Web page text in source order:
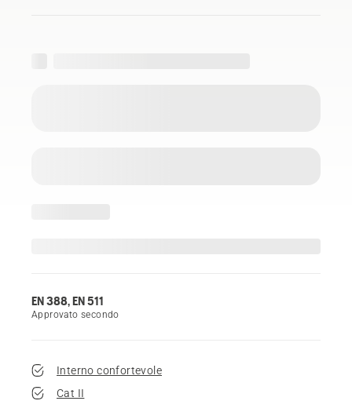
EN 388, EN 511
Approvato secondo
Interno confortevole
Cat II